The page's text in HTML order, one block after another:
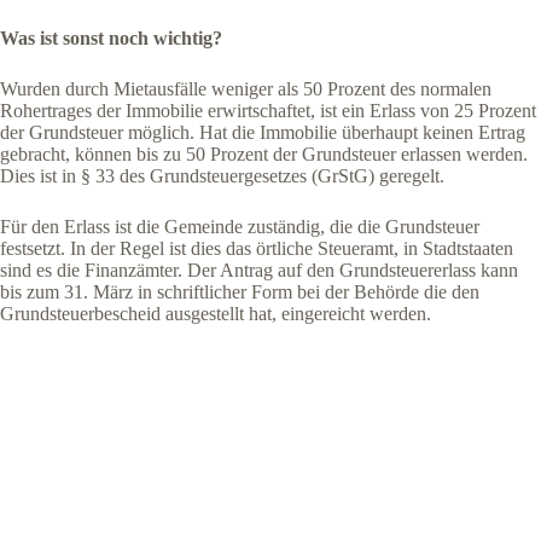
Was ist sonst noch wichtig?
Wurden durch Mietausfälle weniger als 50 Prozent des normalen
Rohertrages der Immobilie erwirtschaftet, ist ein Erlass von 25 Prozent
der Grundsteuer möglich. Hat die Immobilie überhaupt keinen Ertrag
gebracht, können bis zu 50 Prozent der Grundsteuer erlassen werden.
Dies ist in § 33 des Grundsteuergesetzes (GrStG) geregelt.
Für den Erlass ist die Gemeinde zuständig, die die Grundsteuer
festsetzt. In der Regel ist dies das örtliche Steueramt, in Stadtstaaten
sind es die Finanzämter. Der Antrag auf den Grundsteuererlass kann
bis zum 31. März in schriftlicher Form bei der Behörde die den
Grundsteuerbescheid ausgestellt hat, eingereicht werden.